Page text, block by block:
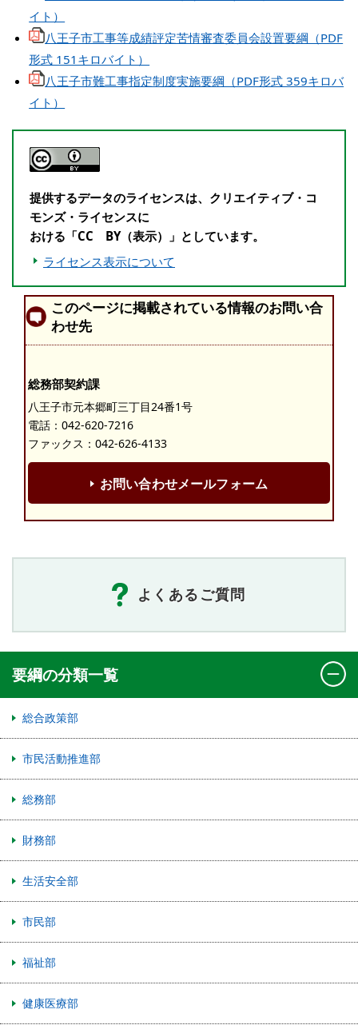
イト）
八王子市工事等成績評定苦情審査委員会設置要綱（PDF
形式 151キロバイト）
八王子市難工事指定制度実施要綱（PDF形式 359キロバ
イト）
提供するデータのライセンスは、クリエイティブ・コ
モンズ・ライセンスに
おける「CC BY（表示）」としています。
ライセンス表示について
このページに掲載されている情報のお問い合
わせ先
総務部契約課
八王子市元本郷町三丁目24番1号
電話： 042-620-7216
ファックス：042-626-4133
お問い合わせメールフォーム
よくあるご質問
要綱の分類一覧
総合政策部
市民活動推進部
総務部
財務部
生活安全部
市民部
福祉部
健康医療部